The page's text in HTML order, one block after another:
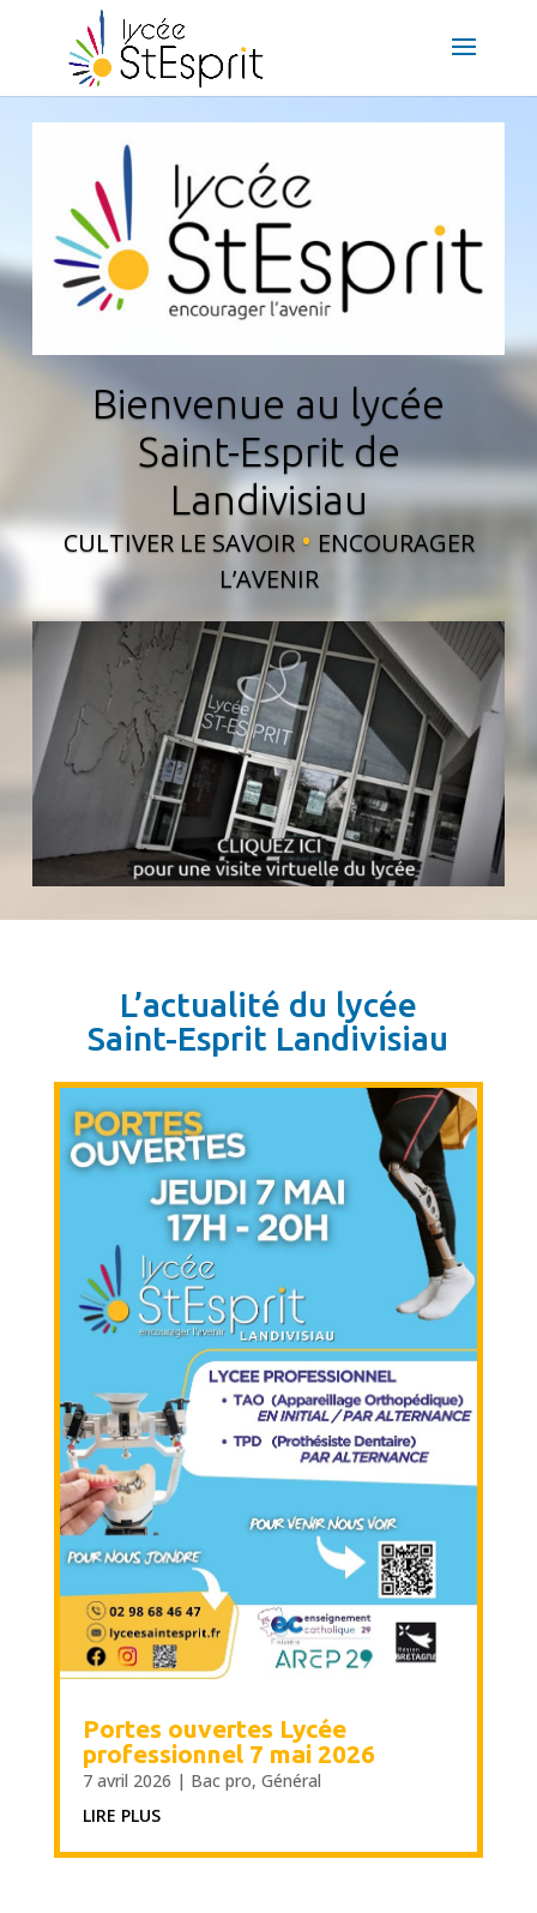
Bienvenue au lycée
Saint-Esprit de
Landivisiau
CULTIVER LE SAVOIR • ENCOURAGER
L’AVENIR
L’actualité du lycée
Saint-Esprit Landivisiau
Portes ouvertes Lycée
professionnel 7 mai 2026
7 avril 2026 | Bac pro, Général
LIRE PLUS